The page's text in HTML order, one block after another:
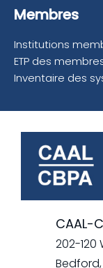
Membres
Institutions
ETP des
Inventaire des
CAAL-
202-120
Bedford,